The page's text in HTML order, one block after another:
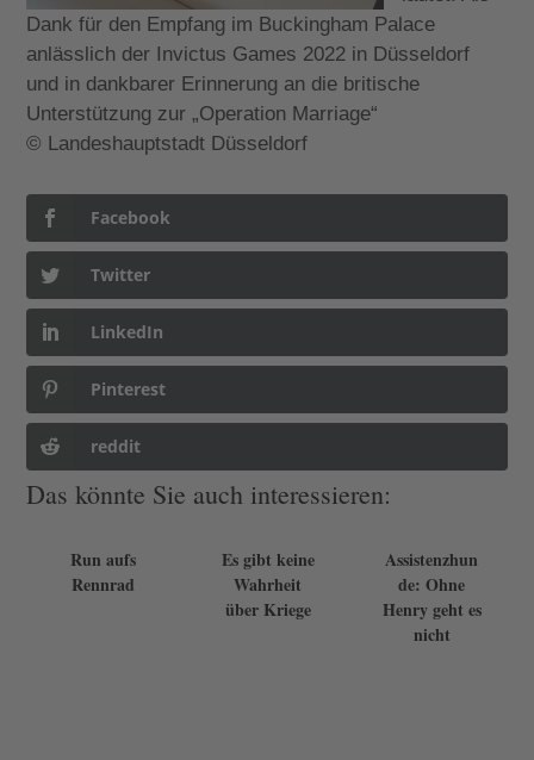
Dank für den Empfang im Buckingham Palace
anlässlich der Invictus Games 2022 in Düsseldorf
und in dankbarer Erinnerung an die britische
Unterstützung zur „Operation Marriage“
© Landeshauptstadt Düsseldorf
Facebook
Twitter
LinkedIn
Pinterest
reddit
Das könnte Sie auch interessieren:
Run aufs
Rennrad
Es gibt keine
Wahrheit
über Kriege
Assistenzhun
de: Ohne
Henry geht es
nicht